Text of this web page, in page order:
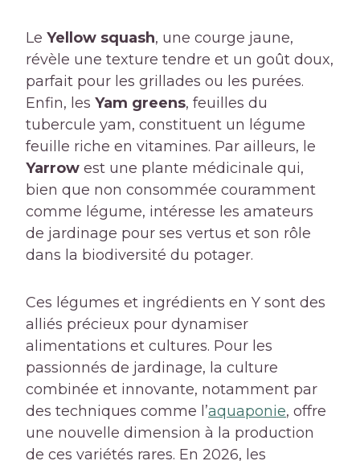
Le Yellow squash, une courge jaune,
révèle une texture tendre et un goût doux,
parfait pour les grillades ou les purées.
Enfin, les Yam greens, feuilles du
tubercule yam, constituent un légume
feuille riche en vitamines. Par ailleurs, le
Yarrow est une plante médicinale qui,
bien que non consommée couramment
comme légume, intéresse les amateurs
de jardinage pour ses vertus et son rôle
dans la biodiversité du potager.
Ces légumes et ingrédients en Y sont des
alliés précieux pour dynamiser
alimentations et cultures. Pour les
passionnés de jardinage, la culture
combinée et innovante, notamment par
des techniques comme l’aquaponie, offre
une nouvelle dimension à la production
de ces variétés rares. En 2026, les